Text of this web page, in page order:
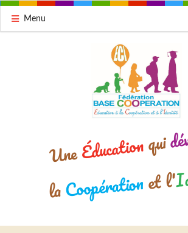
UneÉducationqui
laCoopérationet l'
Menu